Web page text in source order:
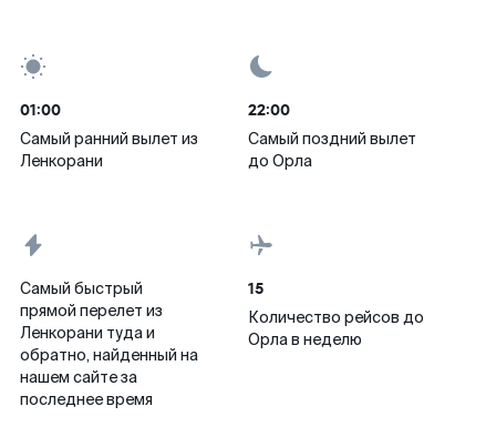
01:00
Самый ранний вылет из
Ленкорани
22:00
Самый поздний вылет
до Орла
Самый быстрый
прямой перелет из
Ленкорани туда и
обратно, найденный на
нашем сайте за
последнее время
15
Количество рейсов до
Орла в неделю